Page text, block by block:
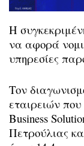
Η
να αφορά
υπηρεσίες
Τον
εταιρειών που
Business
Πετρούλιας